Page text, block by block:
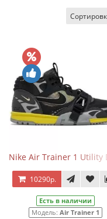
Nike Air Trainer 1 Utility
10290р.
Есть в наличии
Модель: Air Trainer 1